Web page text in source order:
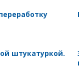
штукатуркой.